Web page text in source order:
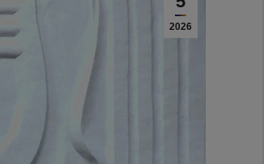
2026